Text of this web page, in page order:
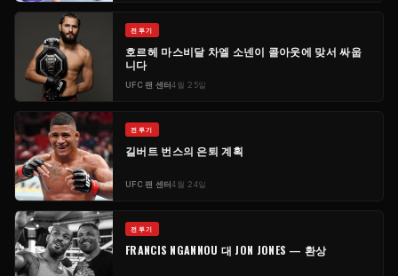
전투기
호르헤 마스비달 차엘 소넨이 콜아웃에 맞서 싸웁
니다
UFC팬 센터4월 25일
전투기
길버트 번스의 은퇴 계획
UFC팬 센터4월 24일
전투기
FRANCIS NGANNOU 대 JON JONES — 환상